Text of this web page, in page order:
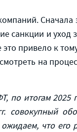
Сначала
санкции и уход
привело к
на
по итогам 2025
совокупный
что его